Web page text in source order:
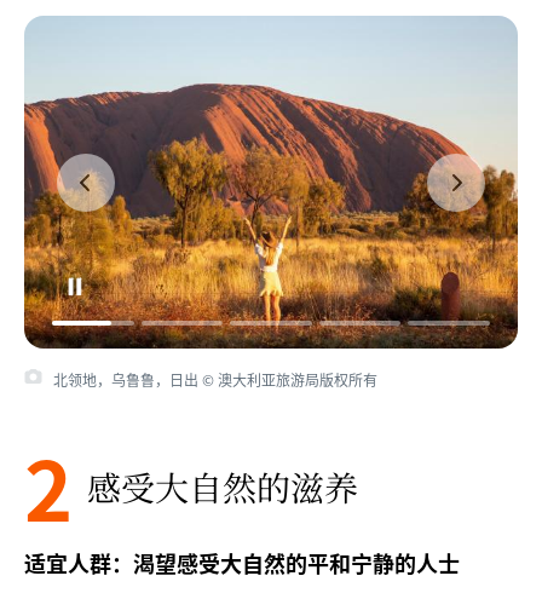
北领地，乌鲁鲁，日出 © 澳大利亚旅游局版权所有
2 感受大自然的滋养
适宜人群：渴望感受大自然的平和宁静的人士